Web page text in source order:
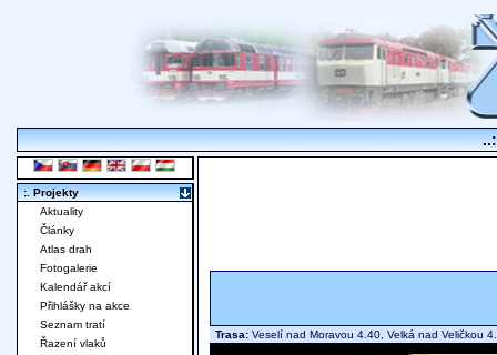
Trasa: Veselí nad Moravou 4.40, Velká nad Veličkou
:. Projekty
Aktuality
Články
Atlas drah
Fotogalerie
Kalendář akcí
Přihlášky na akce
Seznam tratí
Řazení vlaků